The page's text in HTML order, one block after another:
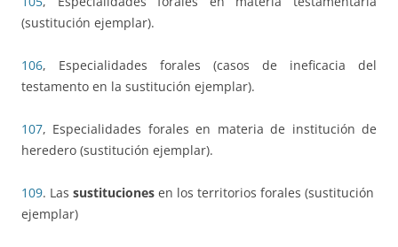
(sustitución ejemplar).
106, Especialidades forales (casos de ineficacia del
testamento en la sustitución ejemplar).
107, Especialidades forales en materia de institución de
heredero (sustitución ejemplar).
109. Las sustituciones en los territorios forales (sustitución
ejemplar)